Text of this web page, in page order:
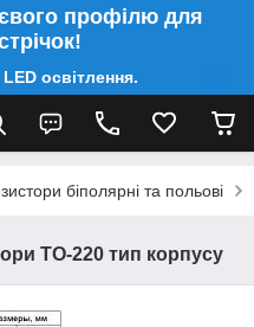
профілю для
освітлення.
біполярні та польові
TO-220 тип корпусу